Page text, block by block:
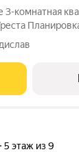
комнатная
холл-
5 этаж из 9